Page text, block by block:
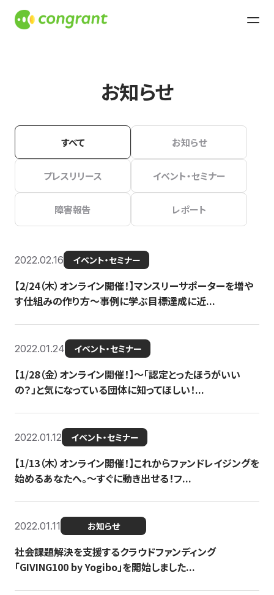
お知らせ
すべて お知らせ
プレスリリース イベント・セミナー
障害報告 レポート
2022.02.16 イベント・セミナー
【2/24（木）オンライン開催！】マンスリーサポーターを増や
す仕組みの作り方〜事例に学ぶ目標達成に近...
2022.01.24 イベント・セミナー
【1/28（金）オンライン開催！】〜「認定とったほうがいい
の？」と気になっている団体に知ってほしい！...
2022.01.12 イベント・セミナー
【1/13（木）オンライン開催！】これからファンドレイジングを
始めるあなたへ。〜すぐに動き出せる！フ...
2022.01.11 お知らせ
社会課題解決を支援するクラウドファンディング
「GIVING100 by Yogibo」を開始しました...